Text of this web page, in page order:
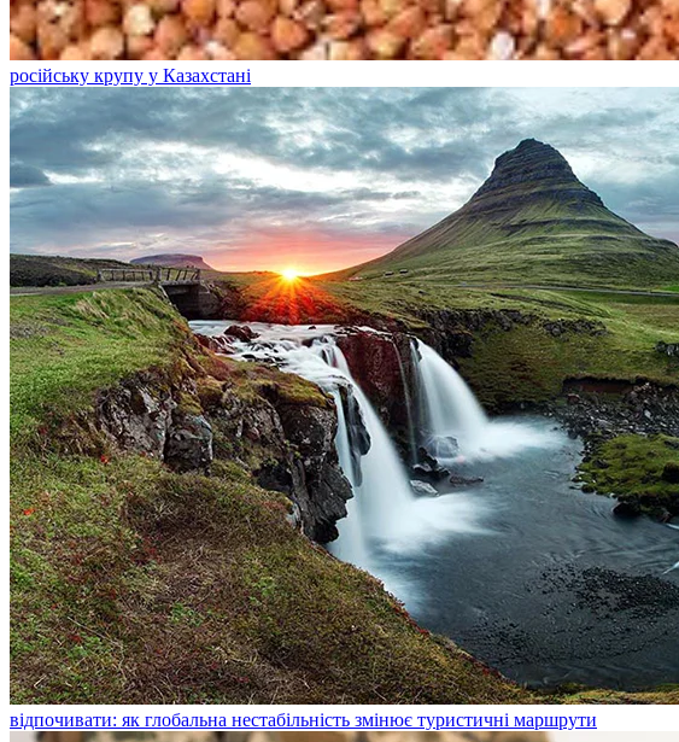
російську крупу у Казахстані
відпочивати: як глобальна нестабільність змінює туристичні маршрути